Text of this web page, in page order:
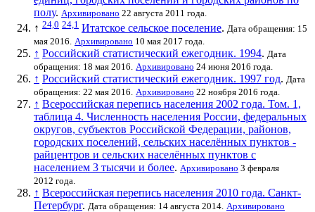
полу. Архивировано 22 августа 2011 года.
↑ 24,0 24,1 Итатское сельское поселение. Дата обращения: 15
мая 2016. Архивировано 10 мая 2017 года.
↑ Российский статистический ежегодник. 1994. Дата
обращения: 18 мая 2016. Архивировано 24 июня 2016 года.
↑ Российский статистический ежегодник. 1997 год. Дата
обращения: 22 мая 2016. Архивировано 22 ноября 2016 года.
↑ Всероссийская перепись населения 2002 года. Том. 1,
таблица 4. Численность населения России, федеральных
округов, субъектов Российской Федерации, районов,
городских поселений, сельских населённых пунктов -
райцентров и сельских населённых пунктов с
населением 3 тысячи и более. Архивировано 3 февраля
2012 года.
↑ Всероссийская перепись населения 2010 года. Санкт-
Петербург. Дата обращения: 14 августа 2014. Архивировано